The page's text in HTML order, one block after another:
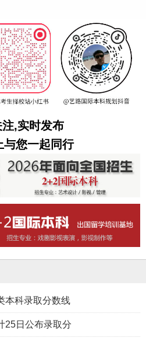
,实时发布
与您一起同行
本科录取分数线
25日公布录取分